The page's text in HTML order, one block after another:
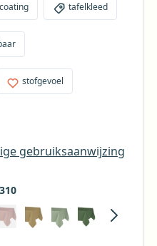
dus neem op een
10 cm extra om de
Extra breed tafellinnen,
Een tafelkleed waar
en wat niet snel
tafelkleed
stofgevoel
gebruiksaanwijzing